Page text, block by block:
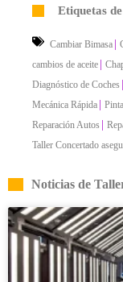
Etiquetas
Cambiar Bimasa
cambios de aceite
Diagnóstico de Coches
Mecánica Rápida
Reparación Autos
Taller Concertado
Noticias de